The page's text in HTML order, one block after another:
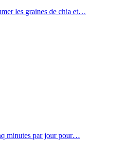
les graines de chia et…
minutes par jour pour…